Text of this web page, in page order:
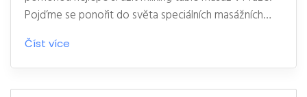
Pojďme se ponořit do světa speciálních masážních
technik, které poskytují unikátní relaxační zážitek.
Ukážu vám, jak se připravit na masáž, co od ní
očekávat a jaké jsou její zdravotní přínosy. Pojďme na
to společně a objevme kouzlo milking table masáže.
Číst více